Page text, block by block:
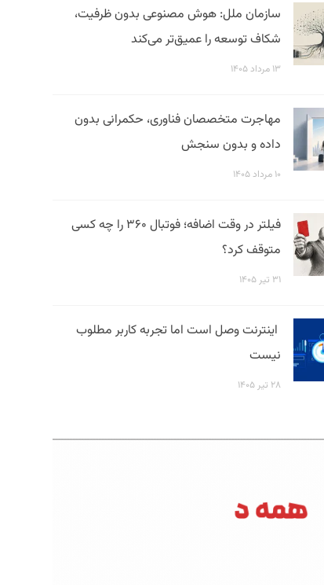
سازمان ملل: هوش مصنوعی بدون ظرفیت،
شکاف توسعه را عمیق‌تر می‌کند
۱۳ مرداد ۱۴۰۵
مهاجرت متخصصان فناوری، حکمرانی بدون
داده و بدون سنجش
۱۰ مرداد ۱۴۰۵
فیلتر در وقت اضافه؛ فوتبال ۳۶۰ را چه کسی
متوقف کرد؟
۳۱ تیر ۱۴۰۵
اینترنت وصل است اما تجربه کاربر مطلوب
نیست
۲۸ تیر ۱۴۰۵